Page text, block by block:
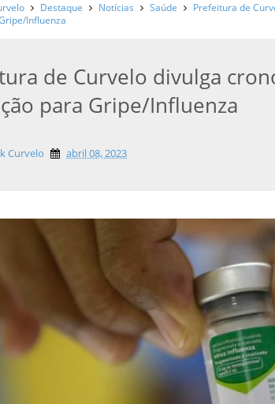
Destaque Notícias Saúde
Prefeitura de
Influenza
de Curvelo divulga
para Gripe/Influenza
Curvelo abril 08, 2023